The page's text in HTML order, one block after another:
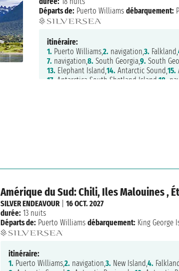
Départs de: Puerto Williams débarquement:
itinéraire:
1. Puerto Williams,2. navigation,3. Falkland,
7. navigation,8. South Georgia,9. South
13. Elephant Island,14. Antarctic Sound,15.
17. Antarctica South Shetland Island, 18.
Amérique du Sud: Chili, Iles Malouines ,
SILVER ENDEAVOUR|16 OCT. 2027
durée: 13 nuits
Départs de: Puerto Williams débarquement: King George
itinéraire:
1. Puerto Williams,2. navigation,3. New Island,4.